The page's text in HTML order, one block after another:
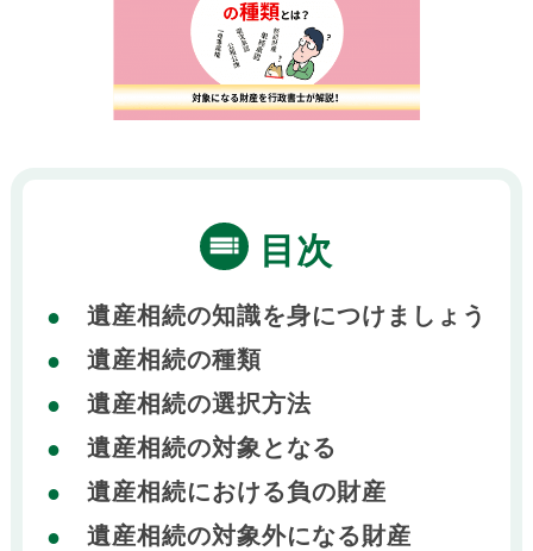
目次
遺産相続の知識を身につけましょう
遺産相続の種類
遺産相続の選択方法
遺産相続の対象となる
遺産相続における負の財産
遺産相続の対象外になる財産